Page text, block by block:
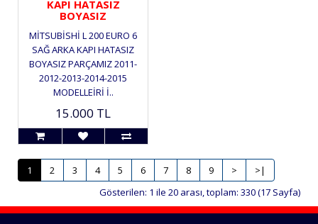
KAPI HATASIZ
BOYASIZ
MİTSUBİSHİ L 200 EURO 6
SAĞ ARKA KAPI HATASIZ
BOYASIZ PARÇAMIZ 2011-
2012-2013-2014-2015
MODELLEİRİ İ..
15.000 TL
1 2 3 4 5 6 7 8 9 >
>|
Gösterilen: 1 ile 20 arası, toplam: 330 (17 Sayfa)